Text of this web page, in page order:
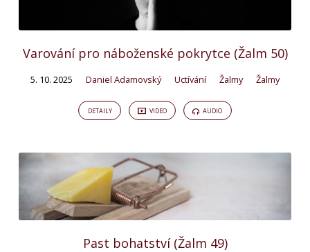
Varování pro náboženské pokrytce (Žalm 50)
5. 10. 2025 Daniel Adamovský Uctívání Žalmy Žalmy
DETAILY VIDEO AUDIO
Past bohatství (Žalm 49)